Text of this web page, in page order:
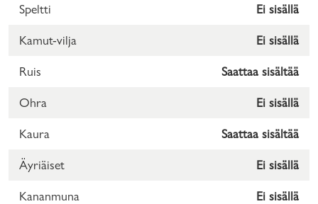
Speltti Ei sisällä
Kamut-vilja Ei sisällä
Ruis Saattaa sisältää
Ohra Ei sisällä
Kaura Saattaa sisältää
Äyriäiset Ei sisällä
Kananmuna Ei sisällä